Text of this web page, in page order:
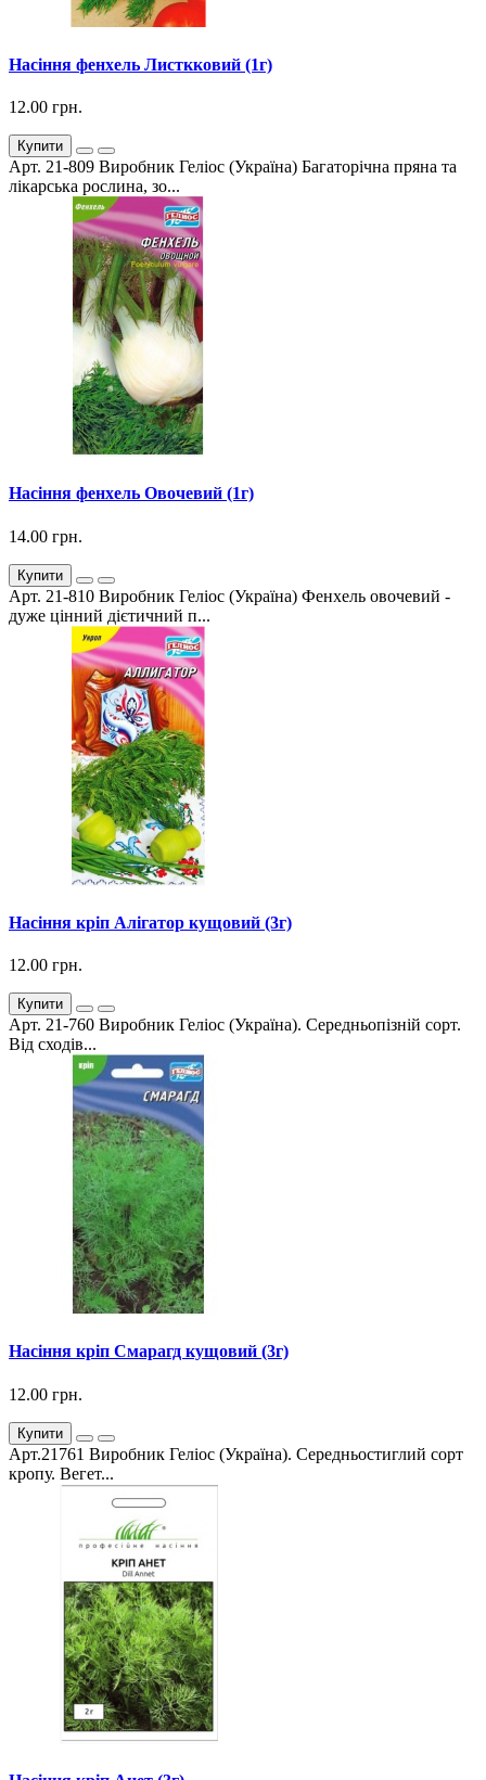
Насіння фенхель Листкковий (1г)
12.00 грн.
Купити
Арт. 21-809 Виробник Геліос (Україна) Багаторічна пряна та
лікарська рослина, зо...
Насіння фенхель Овочевий (1г)
14.00 грн.
Купити
Арт. 21-810 Виробник Геліос (Україна) Фенхель овочевий -
дуже цінний дієтичний п...
Насіння кріп Алігатор кущовий (3г)
12.00 грн.
Купити
Арт. 21-760 Виробник Геліос (Україна). Середньопізній сорт.
Від сходів...
Насіння кріп Смарагд кущовий (3г)
12.00 грн.
Купити
Арт.21761 Виробник Геліос (Україна). Середньостиглий сорт
кропу. Вегет...